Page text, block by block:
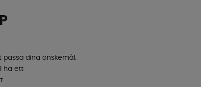
dina önskemål.
ha ett